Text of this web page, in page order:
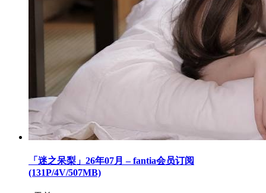
「迷之呆梨」26年07月 – fantia会员订阅
(131P/4V/507MB)